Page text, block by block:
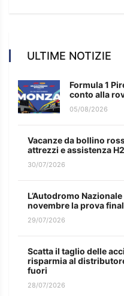
ULTIME NOTIZIE
Formula 1
conto alla
05/08/2026
Vacanze da bollino
attrezzi e assistenza
30/07/2026
L’Autodromo
novembre la prova
29/07/2026
Scatta il taglio delle
risparmia al
fuori
28/07/2026